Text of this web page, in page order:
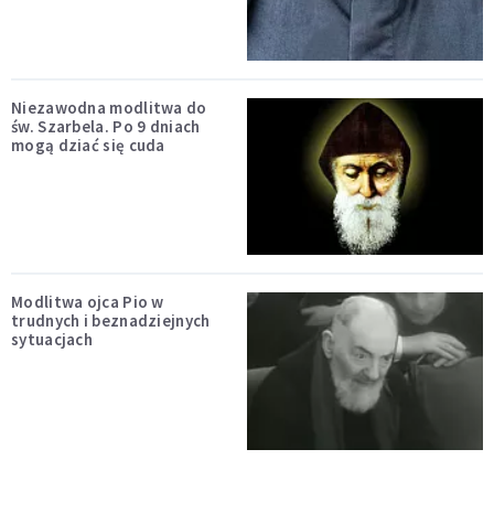
Niezawodna modlitwa do
św. Szarbela. Po 9 dniach
mogą dziać się cuda
Modlitwa ojca Pio w
trudnych i beznadziejnych
sytuacjach